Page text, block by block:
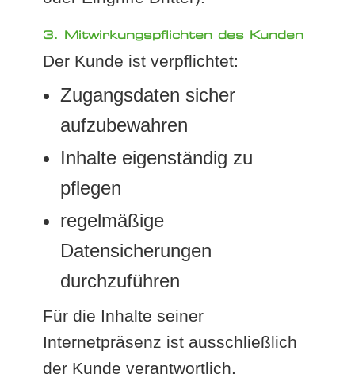
3. Mitwirkungspflichten des Kunden
Der Kunde ist verpflichtet:
Zugangsdaten sicher
aufzubewahren
Inhalte eigenständig zu
pflegen
regelmäßige
Datensicherungen
durchzuführen
Für die Inhalte seiner
Internetpräsenz ist ausschließlich
der Kunde verantwortlich.